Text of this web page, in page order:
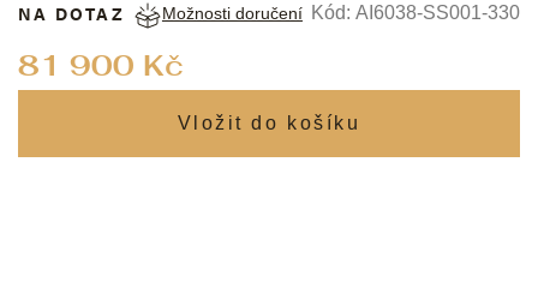
81 900 Kč
NA DOTAZ Možnosti doručení Kód: AI6038-SS001-330